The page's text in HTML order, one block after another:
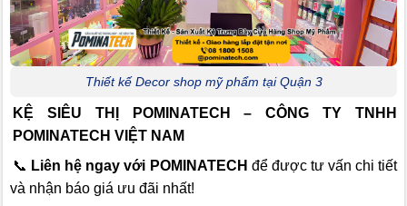
Thiết kế Decor shop mỹ phẩm tại Quận 3
KỆ SIÊU THỊ POMINATECH – CÔNG TY TNHH
POMINATECH VIỆT NAM
📞 Liên hệ ngay với POMINATECH để được tư vấn chi tiết
và nhận báo giá ưu đãi nhất!